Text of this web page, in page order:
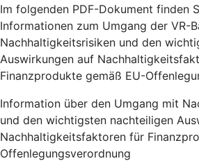
Im folgenden PDF-Dokument finden
Informationen zum Umgang der VR-
Nachhaltigkeitsrisiken und den
Auswirkungen auf
Finanzprodukte gemäß EU-
Information über den Umgang mit
und den wichtigsten nachteiligen
Nachhaltigkeitsfaktoren für
Offenlegungsverordnung